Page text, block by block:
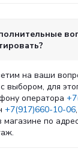
образом: 1-
2-й день
5-й день
птицы,
крахмал,
масло, таурин,
на ваши
выбором, для
оператора
+7(917)660-10-06
по